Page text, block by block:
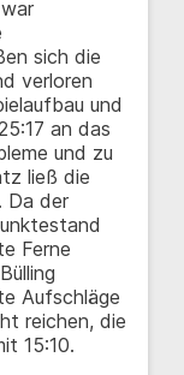
sich die
verloren
und
an das
und zu
ließ die
Da der
Ferne
Aufschläge
reichen, die
15:10.